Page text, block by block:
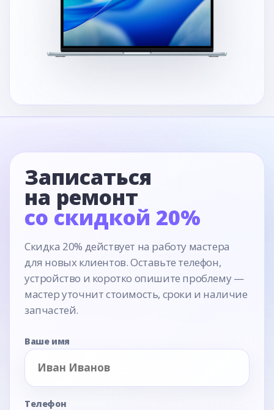
Записаться
на ремонт
со скидкой 20%
Скидка 20% действует на работу мастера
для новых клиентов. Оставьте телефон,
устройство и коротко опишите проблему —
мастер уточнит стоимость, сроки и наличие
запчастей.
Ваше имя
Телефон